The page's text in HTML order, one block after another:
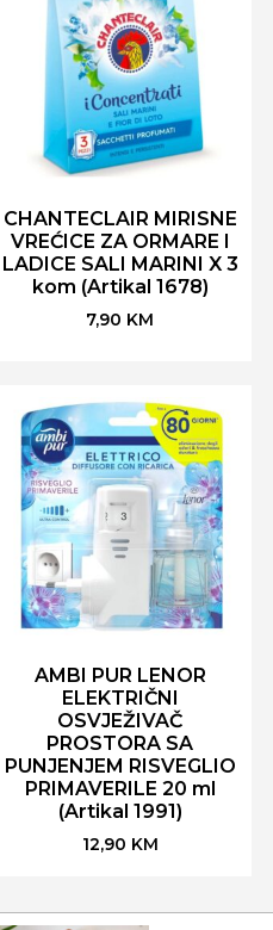
CHANTECLAIR MIRISNE
VREĆICE ZA ORMARE I
LADICE SALI MARINI X 3
kom (Artikal 1678)
7,90 KM
AMBI PUR LENOR
ELEKTRIČNI
OSVJEŽIVAČ
PROSTORA SA
PUNJENJEM RISVEGLIO
PRIMAVERILE 20 ml
(Artikal 1991)
12,90 KM